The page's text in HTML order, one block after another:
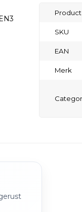
Product
SKU
EAN
Merk